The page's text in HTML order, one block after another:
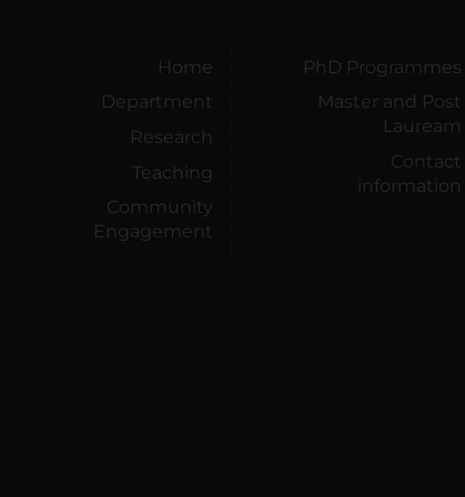
Home
Department
Research
Teaching
Community
Engagement
PhD Programmes
Master and Post
Lauream
Contact
information